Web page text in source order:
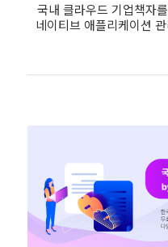
국내 클라우드 기업책자
네이티브 애플리케이션